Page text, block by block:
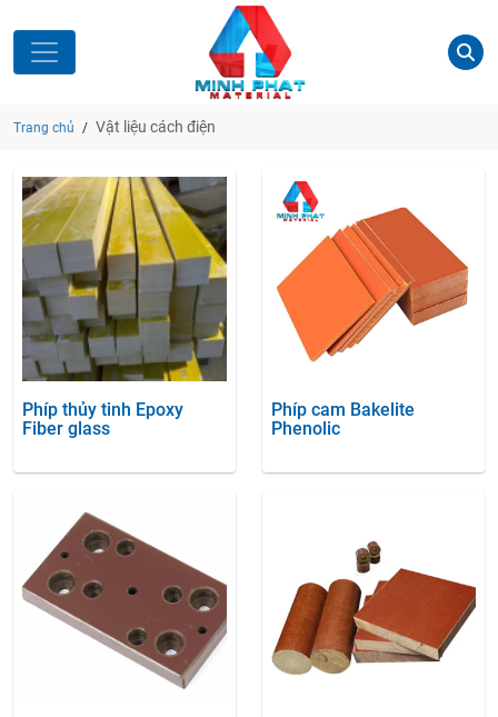
Trang chủ / Vật liệu cách điện
Phíp thủy tinh Epoxy
Fiber glass
Phíp cam Bakelite
Phenolic